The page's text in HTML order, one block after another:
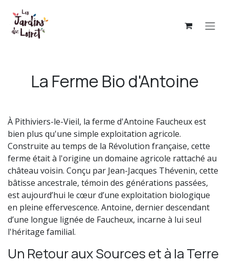
La Ferme Bio d'Antoine
À Pithiviers-le-Vieil, la ferme d'Antoine Faucheux est
bien plus qu'une simple exploitation agricole.
Construite au temps de la Révolution française, cette
ferme était à l'origine un domaine agricole rattaché au
château voisin. Conçu par Jean-Jacques Thévenin, cette
bâtisse ancestrale, témoin des générations passées,
est aujourd’hui le cœur d’une exploitation biologique
en pleine effervescence. Antoine, dernier descendant
d’une longue lignée de Faucheux, incarne à lui seul
l'héritage familial.
Un Retour aux Sources et à la Terre